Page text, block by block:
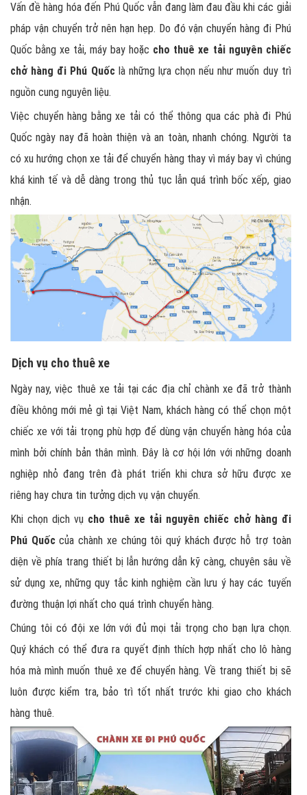
Vấn đề hàng hóa đến Phú Quốc vẫn đang làm đau đầu khi các giải
pháp vận chuyển trở nên hạn hẹp. Do đó vận chuyển hàng đi Phú
Quốc bằng xe tải, máy bay hoặc cho thuê xe tải nguyên chiếc
chở hàng đi Phú Quốclà những lựa chọn nếu như muốn duy trì
nguồn cung nguyên liệu.
Việc chuyển hàng bằng xe tải có thể thông qua các phà đi Phú
Quốc ngày nay đã hoàn thiện và an toàn, nhanh chóng. Người ta
có xu hướng chọn xe tải để chuyển hàng thay vì máy bay vì chúng
khá kinh tế và dễ dàng trong thủ tục lẫn quá trình bốc xếp, giao
nhận.
Dịch vụ cho thuê xe
Ngày nay, việc thuê xe tải tại các địa chỉ chành xe đã trở thành
điều không mới mẻ gì tại Việt Nam, khách hàng có thể chọn một
chiếc xe với tải trọng phù hợp để dùng vận chuyển hàng hóa của
mình bởi chính bản thân mình. Đây là cơ hội lớn với những doanh
nghiệp nhỏ đang trên đà phát triển khi chưa sở hữu được xe
riêng hay chưa tin tưởng dịch vụ vận chuyển.
Khi chọn dịch vụ cho thuê xe tải nguyên chiếc chở hàng đi
Phú Quốccủa chành xe chúng tôi quý khách được hỗ trợ toàn
diện về phía trang thiết bị lẫn hướng dẫn kỹ càng, chuyên sâu về
sử dụng xe, những quy tắc kinh nghiệm cần lưu ý hay các tuyến
đường thuận lợi nhất cho quá trình chuyển hàng.
Chúng tôi có đội xe lớn với đủ mọi tải trọng cho bạn lựa chọn.
Quý khách có thể đưa ra quyết định thích hợp nhất cho lô hàng
hóa mà mình muốn thuê xe để chuyển hàng. Về trang thiết bị sẽ
luôn được kiểm tra, bảo trì tốt nhất trước khi giao cho khách
hàng thuê.